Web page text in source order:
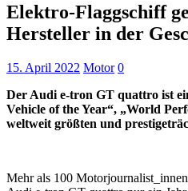
Elektro-Flaggschiff
Hersteller in der
15. April 2022 Motor 0
Der Audi e-tron GT quattro ist
Vehicle of the Year“, „World
weltweit größten und
Mehr als 100